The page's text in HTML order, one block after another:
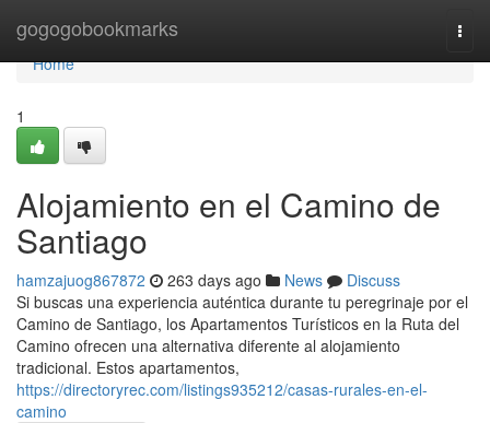
gogogobookmarks
Home
Home
1
Alojamiento en el Camino de
Santiago
hamzajuog867872 263 days ago News
Discuss
Si buscas una experiencia auténtica durante tu peregrinaje por el
Camino de Santiago, los Apartamentos Turísticos en la Ruta del
Camino ofrecen una alternativa diferente al alojamiento
tradicional. Estos apartamentos,
https://directoryrec.com/listings935212/casas-rurales-en-el-
camino